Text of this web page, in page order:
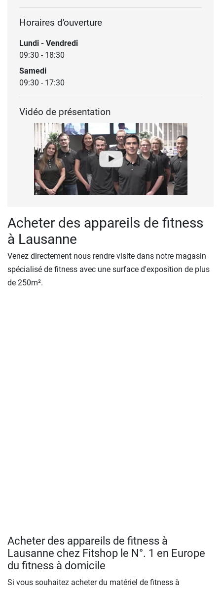
Horaires d'ouverture
Lundi - Vendredi
09:30 - 18:30
Samedi
09:30 - 17:30
Vidéo de présentation
Acheter des appareils de fitness
à Lausanne
Venez directement nous rendre visite dans notre magasin
spécialisé de fitness avec une surface d'exposition de plus
de 250m².
Acheter des appareils de fitness à
Lausanne chez Fitshop le N°. 1 en Europe
du fitness à domicile
Si vous souhaitez acheter du matériel de fitness à